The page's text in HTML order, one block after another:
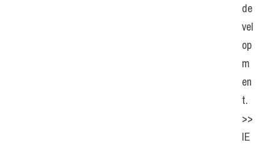
de
vel
op
m
en
t.
>>
IE